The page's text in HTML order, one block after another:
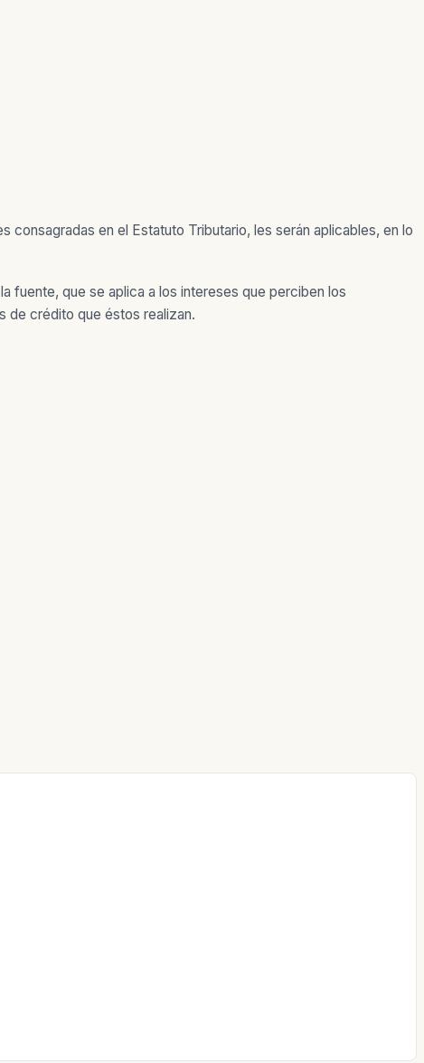
en el Estatuto Tributario, les serán aplicables, en lo
fuente, que se aplica a los intereses que perciben los
de crédito que éstos realizan.